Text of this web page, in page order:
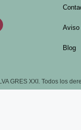
Aviso
Blog
GRES XXI. Todos los